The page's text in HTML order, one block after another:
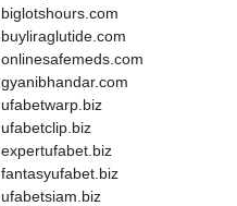
biglotshours.com
buyliraglutide.com
onlinesafemeds.com
gyanibhandar.com
ufabetwarp.biz
ufabetclip.biz
expertufabet.biz
fantasyufabet.biz
ufabetsiam.biz